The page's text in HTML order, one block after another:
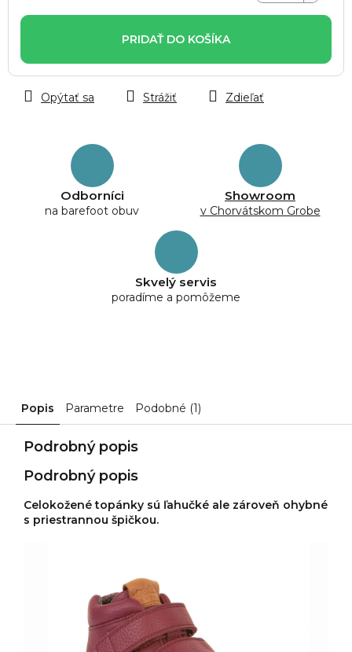
cena:
PRIDAŤ DO KOŠÍKA
Odborníci
na barefoot obuv
Showroom
v Chorvátskom Grobe
Skvelý servis
poradíme a pomôžeme
Opýtať sa Strážiť Zdieľať
Popis Parametre Podobné (1)
Podrobný popis
Podrobný popis
Celokožené topánky sú ľahučké ale zároveň ohybné
s priestrannou špičkou.